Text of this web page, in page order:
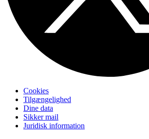
Cookies
Tilgængelighed
Dine data
Sikker mail
Juridisk information